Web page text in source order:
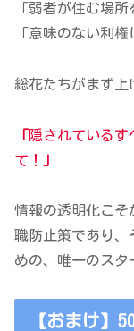
「弱者が住む場
「意味のない利
総花たちがまず上
「隠されている
て！
情報の透明化こそ
職防止策であり、
めの、唯一のスタ
【おまけ】